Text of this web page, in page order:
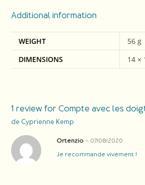
Additional information
WEIGHT
56 g
DIMENSIONS
14 ×
1 review forCompte avec les
de Cyprienne Kemp
Ortenzio– 07/08/2020
Je recommande vivement !